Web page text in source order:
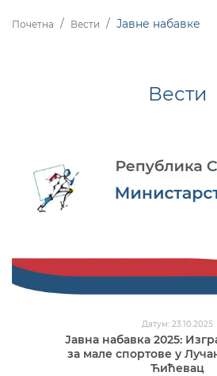
Почетна Вести Јавне набавке
Вести
Датум: 23.10.2025
Јавна набавка 2025:
за мале спортове у
Ћићевац